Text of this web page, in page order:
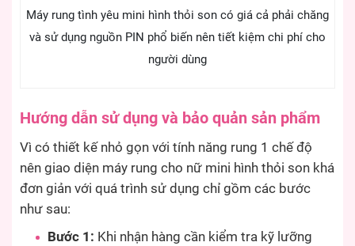
Máy rung tình yêu mini hình thỏi son có giá cả phải chăng
và sử dụng nguồn PIN phổ biến nên tiết kiệm chi phí cho
người dùng
Hướng dẫn sử dụng và bảo quản sản phẩm
Vì có thiết kế nhỏ gọn với tính năng rung 1 chế độ
nên giao diện máy rung cho nữ mini hình thỏi son khá
đơn giản với quá trình sử dụng chỉ gồm các bước
như sau:
Bước 1: Khi nhận hàng cần kiểm tra kỹ lưỡng